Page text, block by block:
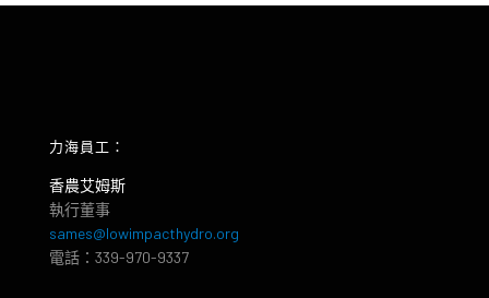
力海員工：
香農艾姆斯
執行董事
sames@lowimpacthydro.org
電話：339-970-9337